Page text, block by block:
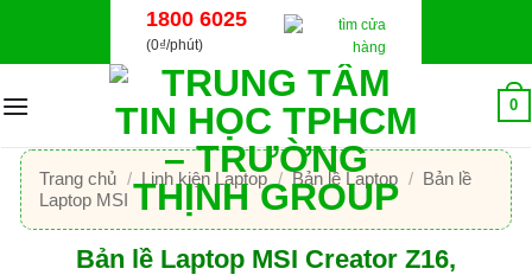
dung
1800 6025
(0₫/phút)
0
Trang chủ / Linh kiện Laptop / Bản lề Laptop / Bản lề
Laptop MSI
Bản lề Laptop MSI Creator Z16,